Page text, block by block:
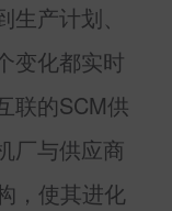
产计划、
变化都实时
联的SCM供
厂与供应商
，使其进化